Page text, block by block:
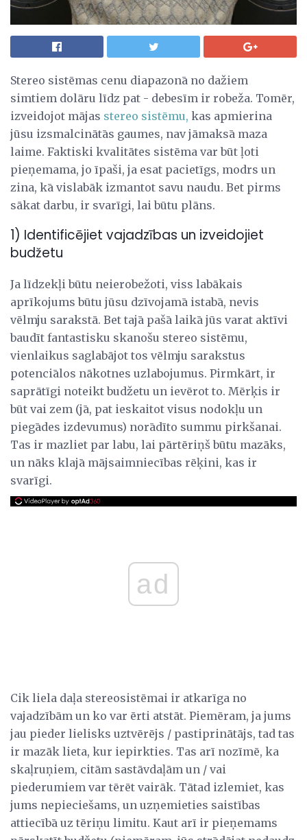
Stereo sistēmas cenu diapazonā no dažiem
simtiem dolāru līdz pat - debesīm ir robeža. Tomēr,
izveidojot mājas stereo sistēmu, kas apmierina
jūsu izsmalcinātās gaumes, nav jāmaksā maza
laime. Faktiski kvalitātes sistēma var būt ļoti
pieņemama, jo īpaši, ja esat pacietīgs, modrs un
zina, kā vislabāk izmantot savu naudu. Bet pirms
sākat darbu, ir svarīgi, lai būtu plāns.
1) Identificējiet vajadzības un izveidojiet
budžetu
Ja līdzekļi būtu neierobežoti, viss labākais
aprīkojums būtu jūsu dzīvojamā istabā, nevis
vēlmju sarakstā. Bet tajā pašā laikā jūs varat aktīvi
baudīt fantastisku skanošu stereo sistēmu,
vienlaikus saglabājot tos vēlmju sarakstus
potenciālos nākotnes uzlabojumus. Pirmkārt, ir
saprātīgi noteikt budžetu un ievērot to. Mērķis ir
būt vai zem (jā, pat ieskaitot visus nodokļu un
piegādes izdevumus) norādīto summu pirkšanai.
Tas ir mazliet par labu, lai pārtēriņš būtu mazāks,
un nāks klajā mājsaimniecības rēķini, kas ir
svarīgi.
ad
Cik liela daļa stereosistēmai ir atkarīga no
vajadzībām un ko var ērti atstāt. Piemēram, ja jums
jau pieder lielisks uztvērējs / pastiprinātājs, tad tas
ir mazāk lieta, kur iepirkties. Tas arī nozīmē, ka
skaļruņiem, citām sastāvdaļām un / vai
piederumiem var tērēt vairāk. Tātad izlemiet, kas
jums nepieciešams, un uzņemieties saistības
attiecībā uz tēriņu limitu. Kaut arī ir pieņemams